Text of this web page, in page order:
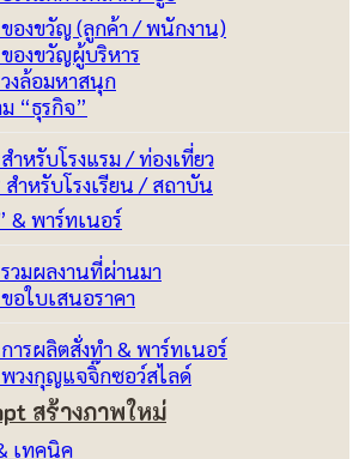
องขวัญ (ลูกค้า / พนักงาน)
องขวัญผู้บริหาร
งล้อมหาสนุก
“ธุรกิจ”
ำหรับโรงแรม / ท่องเที่ยว
ำหรับโรงเรียน / สถาบัน
& พาร์ทเนอร์
วมผลงานที่ผ่านมา
อใบเสนอราคา
ารผลิตสั่งทำ & พาร์ทเนอร์
วงกุญแจจิ๊กซอว์สไลด์
สร้างภาพ
เทคนิค